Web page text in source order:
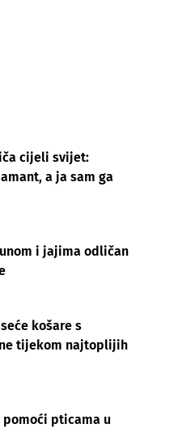
cijeli svijet:
a ja sam ga
i jajima odličan
košare s
tijekom najtoplijih
pomoći pticama u